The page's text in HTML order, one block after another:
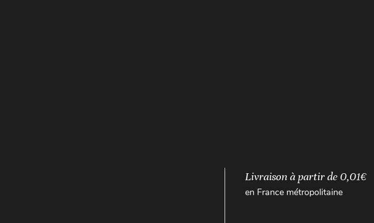
Livraison à partir de 0,01€
en France métropolitaine